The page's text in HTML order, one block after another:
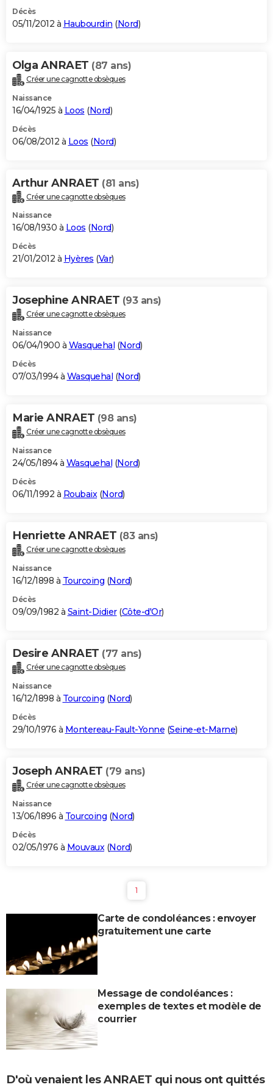
Décès
05/11/2012 à Haubourdin (Nord)
Olga ANRAET (87 ans)
Créer une cagnotte obsèques
Naissance
16/04/1925 à Loos (Nord)
Décès
06/08/2012 à Loos (Nord)
Arthur ANRAET (81 ans)
Créer une cagnotte obsèques
Naissance
16/08/1930 à Loos (Nord)
Décès
21/01/2012 à Hyères (Var)
Josephine ANRAET (93 ans)
Créer une cagnotte obsèques
Naissance
06/04/1900 à Wasquehal (Nord)
Décès
07/03/1994 à Wasquehal (Nord)
Marie ANRAET (98 ans)
Créer une cagnotte obsèques
Naissance
24/05/1894 à Wasquehal (Nord)
Décès
06/11/1992 à Roubaix(Nord)
Henriette ANRAET (83 ans)
Créer une cagnotte obsèques
Naissance
16/12/1898 à Tourcoing (Nord)
Décès
09/09/1982 à Saint-Didier(Côte-d'Or)
Desire ANRAET (77 ans)
Créer une cagnotte obsèques
Naissance
16/12/1898 à Tourcoing (Nord)
Décès
29/10/1976 à Montereau-Fault-Yonne (Seine-et-Marne)
Joseph ANRAET (79 ans)
Créer une cagnotte obsèques
Naissance
13/06/1896 à Tourcoing (Nord)
Décès
02/05/1976 à Mouvaux(Nord)
1
Carte de condoléances : envoyer
gratuitement une carte
Message de condoléances :
exemples de textes et modèle de
courrier
D'où venaient les ANRAET qui nous ont quittés